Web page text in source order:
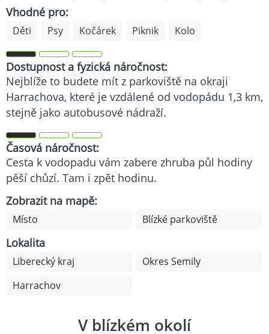
Vhodné pro:
Děti Psy Kočárek Piknik Kolo
Dostupnost a fyzická náročnost:
Nejblíže to budete mít z parkoviště na okraji
Harrachova, které je vzdálené od vodopádu 1,3 km,
stejně jako autobusové nádraží.
Časová náročnost:
Cesta k vodopadu vám zabere zhruba půl hodiny
pěší chůzí. Tam i zpět hodinu.
Zobrazit na mapě:
Místo Blízké parkoviště
Lokalita
Liberecký kraj
Okres Semily
Harrachov
V blízkém okolí